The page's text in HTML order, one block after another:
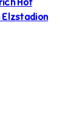
Elzstadion